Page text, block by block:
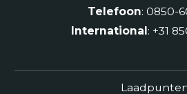
Telefoon: 0850-
International : +31